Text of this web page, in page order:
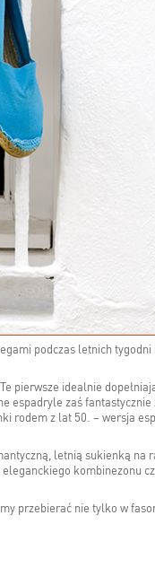
podczas letnich tygodni
pierwsze idealnie
espadryle zaś fantastycznie
rodem z lat 50. – wersja
letnią sukienką na
kombinezonu
przebierać nie tylko w